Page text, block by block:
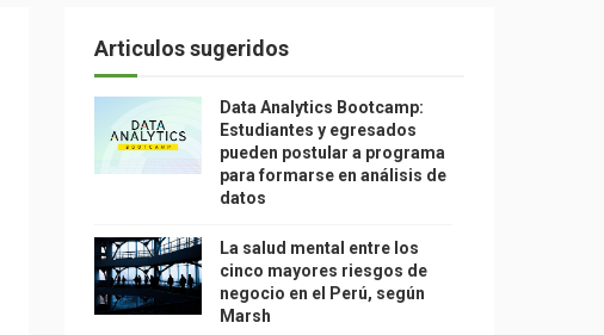
Articulos sugeridos
Data Analytics Bootcamp:
Estudiantes y egresados
pueden postular a programa
para formarse en análisis de
datos
La salud mental entre los
cinco mayores riesgos de
negocio en el Perú, según
Marsh